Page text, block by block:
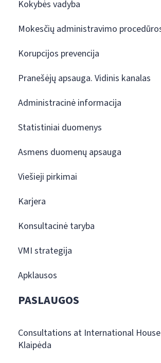
Kokybės vadyba
Mokesčių administravimo
Korupcijos prevencija
Pranešėjų apsauga. Vidinis kanalas
Administracinė informacija
Statistiniai duomenys
Asmens duomenų apsauga
Viešieji pirkimai
Karjera
Konsultacinė taryba
VMI strategija
Apklausos
PASLAUGOS
Consultations at International
Klaipėda